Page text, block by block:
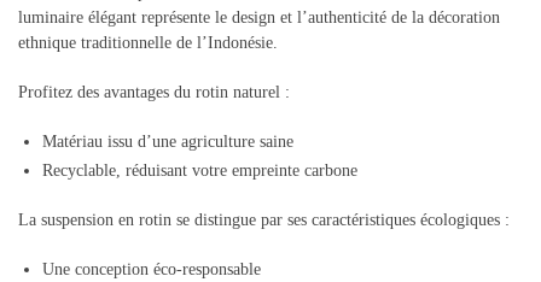
luminaire élégant représente le design et l’authenticité de la décoration
ethnique traditionnelle de l’Indonésie.
Profitez des avantages du rotin naturel :
Matériau issu d’une agriculture saine
Recyclable, réduisant votre empreinte carbone
La suspension en rotin se distingue par ses caractéristiques écologiques :
Une conception éco-responsable